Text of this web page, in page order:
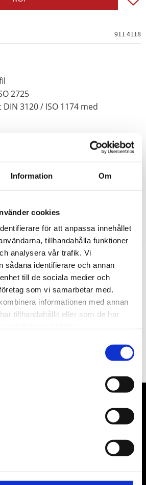
Information Om
cookies
för att anpassa innehållet
tillhandahålla funktioner
analysera vår trafik. Vi
sådana identifierare och annan
till de sociala medier och
som vi samarbetar med.
informationen med annan
tillhandahållit eller som de har
911.4118
2725
3120 / ISO 1174 med
Nyhetsbrev
PRENUMERERA
i enlighet med vår integritetspolicy
luftmaskiner. Kontakta oss
då vi gör vårt yttersta för att hjälpa